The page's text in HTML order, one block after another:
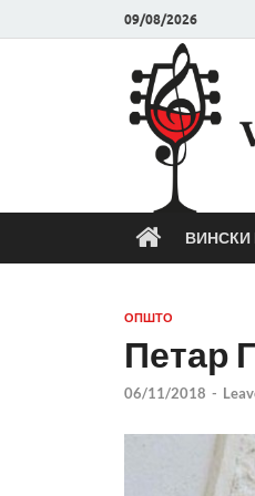
09/08/2026
ВИНСКИ
ОПШТО
Петар
06/11/2018 -